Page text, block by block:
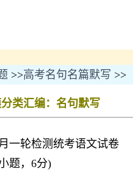
>>高考名句名篇默写 >>
类汇编：名句默写
一轮检测统考语文试卷
题，6分)